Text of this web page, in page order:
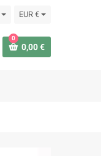
EUR €
0
0,00 €